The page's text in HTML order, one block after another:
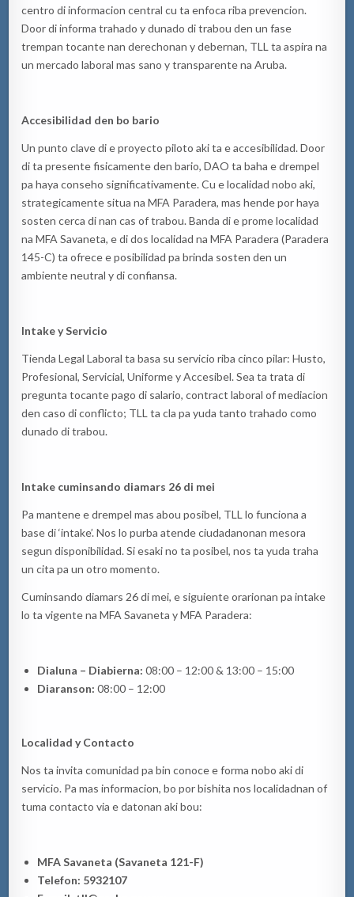
centro di informacion central cu ta enfoca riba prevencion.
Door di informa trahado y dunado di trabou den un fase
trempan tocante nan derechonan y debernan, TLL ta aspira na
un mercado laboral mas sano y transparente na Aruba.
Accesibilidad den bo bario
Un punto clave di e proyecto piloto aki ta e accesibilidad. Door
di ta presente fisicamente den bario, DAO ta baha e drempel
pa haya conseho significativamente. Cu e localidad nobo aki,
strategicamente situa na MFA Paradera, mas hende por haya
sosten cerca di nan cas of trabou. Banda di e prome localidad
na MFA Savaneta, e di dos localidad na MFA Paradera (Paradera
145-C) ta ofrece e posibilidad pa brinda sosten den un
ambiente neutral y di confiansa.
Intake y Servicio
Tienda Legal Laboral ta basa su servicio riba cinco pilar: Husto,
Profesional, Servicial, Uniforme y Accesibel. Sea ta trata di
pregunta tocante pago di salario, contract laboral of mediacion
den caso di conflicto; TLL ta cla pa yuda tanto trahado como
dunado di trabou.
Intake cuminsando diamars 26 di mei
Pa mantene e drempel mas abou posibel, TLL lo funciona a
base di ‘intake’. Nos lo purba atende ciudadanonan mesora
segun disponibilidad. Si esaki no ta posibel, nos ta yuda traha
un cita pa un otro momento.
Cuminsando diamars 26 di mei, e siguiente orarionan pa intake
lo ta vigente na MFA Savaneta y MFA Paradera:
Dialuna – Diabierna: 08:00 – 12:00 & 13:00 – 15:00
Diaranson: 08:00 – 12:00
Localidad y Contacto
Nos ta invita comunidad pa bin conoce e forma nobo aki di
servicio. Pa mas informacion, bo por bishita nos localidadnan of
tuma contacto via e datonan aki bou:
MFA Savaneta (Savaneta 121-F)
Telefon: 5932107